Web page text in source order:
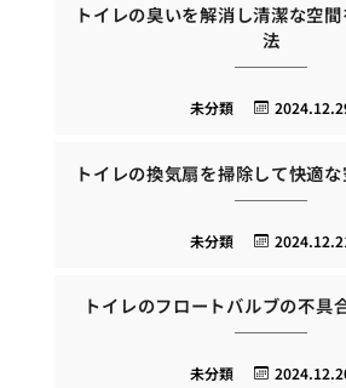
トイレの臭いを解消し清潔な空
法
未分類
トイレの換気扇を掃除して快適
未分類
トイレのフロートバルブの不具
未分類